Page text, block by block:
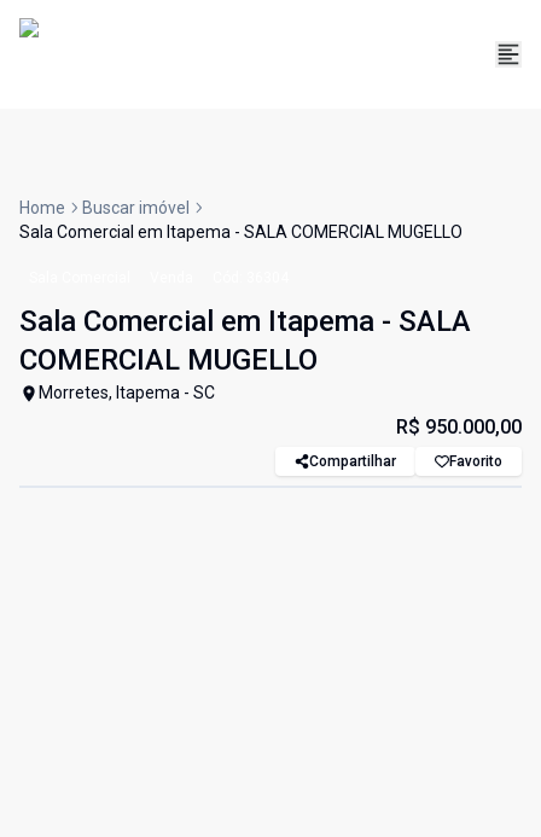
Home
Buscar imóvel
Sala Comercial em Itapema - SALA COMERCIAL MUGELLO
Sala Comercial em Itapema - SALA
COMERCIAL MUGELLO
Morretes, Itapema - SC
R$ 950.000,00
Compartilhar Favorito